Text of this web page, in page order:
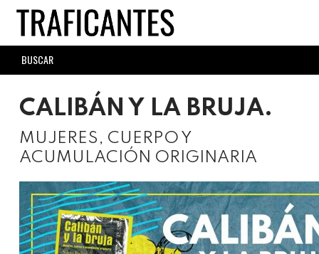
Skip
main
content
SEARCH
FORM
CALIBÁN Y LA BRUJA.
MUJERES, CUERPO Y
ACUMULACIÓN ORIGINARIA